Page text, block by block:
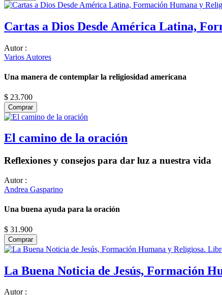
Cartas a Dios Desde América Latina,
Autor :
Varios Autores
Una manera de contemplar la religiosidad americana
$ 23.700
Comprar
El camino de la oración
Reflexiones y consejos para dar luz a nuestra vida
Autor :
Andrea Gasparino
Una buena ayuda para la oración
$ 31.900
Comprar
La Buena Noticia de Jesús, Formación
Autor :